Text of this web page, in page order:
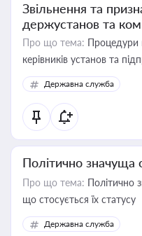
Звільнення та
держустанов та
Про що тема: Процедури
керівників установ та
Державна служба
Політично значуща
Про що тема: Політично
що стосується їх статусу
Державна служба